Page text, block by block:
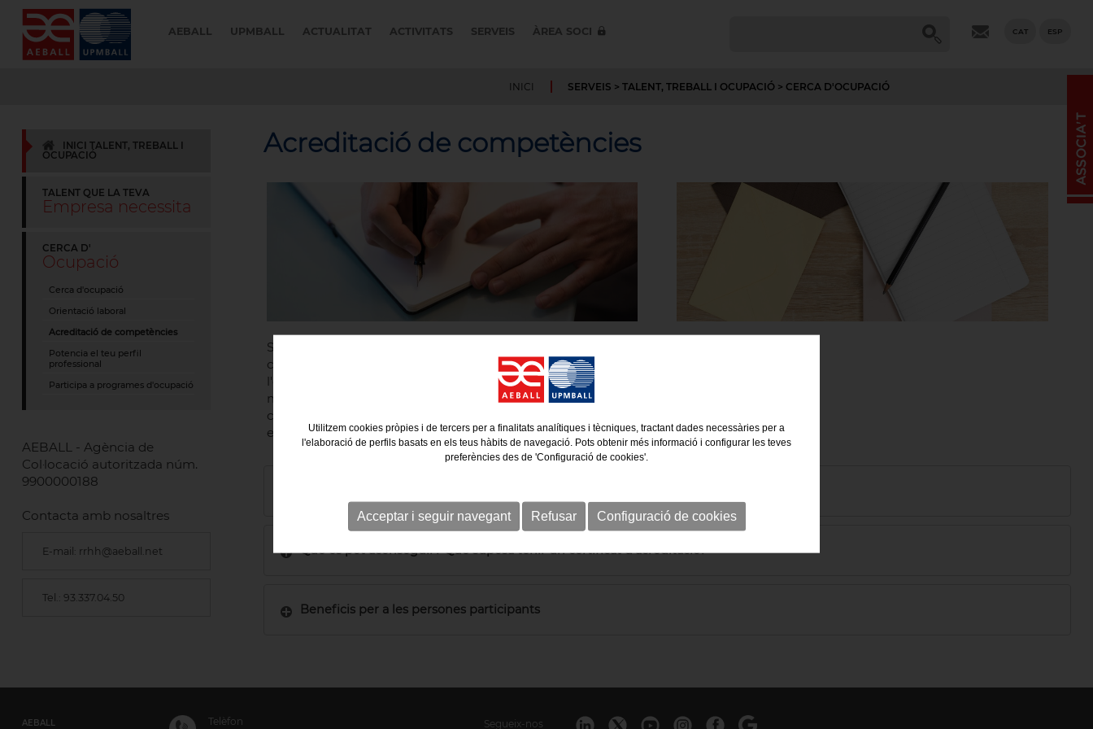
AEBALL UPMBALL ACTUALITAT ACTIVITATS SERVEIS ÀREA SOCI CAT ESP
INICI SERVEIS > TALENT, TREBALL I OCUPACIÓ > CERCA D'OCUPACIÓ
INICI TALENT, TREBALL I
OCUPACIÓ
TALENT QUE LA TEVA
Empresa necessita
CERCA D'
Ocupació
Cerca d'ocupació
Orientació laboral
Acreditació de competències
Potencia el teu perfil
professional
Participa a programes d'ocupació
AEBALL - Agència de
Col·locació autoritzada núm.
9900000188
Contacta amb nosaltres
E-mail: rrhh@aeball.net
Tel.: 93.337.04.50
Acreditació de competències
Som punt d'informació i orientació d'acreditació de
competències professionals. Aquest servei dona
l'oportunitat d'aconseguir una certificació oficial
mitjançant la demostració de coneixements, habilitats i
capacitats que la persona ha adquirit a través de la seva
experiència laboral.
Què es pot aconseguir? Què suposa tenir un certificat d'acreditació?
Beneficis per a les persones participants
AEBALL Telèfon Segueix-nos
Utilitzem cookies pròpies i de tercers per a finalitats analítiques i tècniques, tractant dades necessàries per a
l'elaboració de perfils basats en els teus hàbits de navegació. Pots obtenir més informació i configurar les teves
preferències des de 'Configuració de cookies'.
Acceptar i seguir navegant Refusar Configuració de cookies